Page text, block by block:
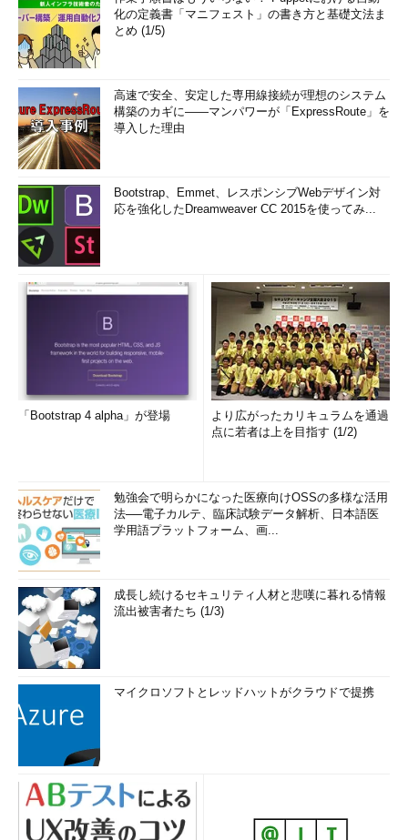
化の定義書「マニフェスト」の書き方と基礎文法ま
とめ (1/5)
高速で安全、安定した専用線接続が理想のシステム
構築のカギに――マンパワーが「ExpressRoute」を
導入した理由
Bootstrap、Emmet、レスポンシブWebデザイン対
応を強化したDreamweaver CC 2015を使ってみ...
「Bootstrap 4 alpha」が登場
より広がったカリキュラムを通過
点に若者は上を目指す (1/2)
勉強会で明らかになった医療向けOSSの多様な活用
法──電子カルテ、臨床試験データ解析、日本語医
学用語プラットフォーム、画...
成長し続けるセキュリティ人材と悲嘆に暮れる情報
流出被害者たち (1/3)
マイクロソフトとレッドハットがクラウドで提携